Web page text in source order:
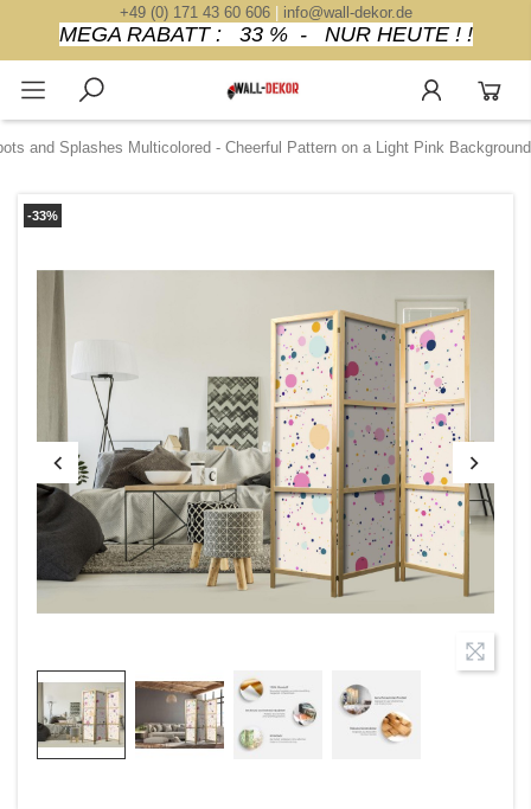
+49 (0) 171 43 60 606| info@wall-dekor.de
MEGA RABATT : 33 % - NUR HEUTE ! !
and Splashes Multicolored - Cheerful Pattern on a Light Pink Background
-33%